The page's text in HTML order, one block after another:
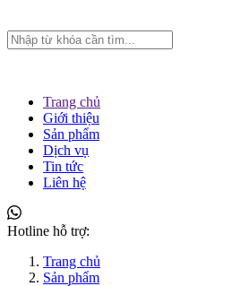
Trang chủ
Giới thiệu
Sản phẩm
Dịch vụ
Tin tức
Liên hệ
Hotline hỗ trợ:
Trang chủ
Sản phẩm